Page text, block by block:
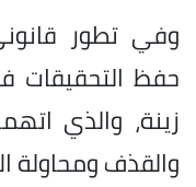
وفي تطور
حفظ التحقيقات
زينة، والذي
والقذف ومحاولة